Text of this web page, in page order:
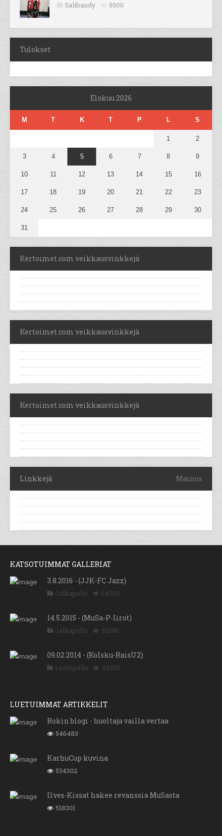
Salibandy 5500
Tulokset
Elokuu 2026
M T K T P L S
1 2
3 4 5 6 7 8 9
10 11 12 13 14 15 16
17 18 19 20 21 22 23
24 25 26 27 28 29 30
31
Kertoimet.com veikkausvinkkejä
Kertoimet.com veikkausvinkkejä
Kertoimet.com veikkausvinkkejä
Linkkejä Mainos
KATSOTUIMMAT GALLERIAT
3.8.2016 - (JJK-FC Jazz)
Jalkapallo 64919
14.5.2015 - (MuSa-P-Iirot)
Jalkapallo 52396
09.02.2014 - (KoIsku-RaisU2)
Lentopallo 49250
LUETUIMMAT ARTIKKELIT
Rokin blogi - huoltaja vailla vertaa
546483
KarhuCup kuvina
534302
Ilves-Kissat hakee revanssia MuSasta
518301